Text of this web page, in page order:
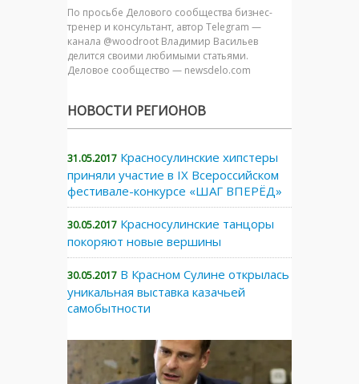
По просьбе Делового сообщества бизнес-
тренер и консультант, автор Telegram —
канала @woodroot Владимир Васильев
делится своими любимыми статьями.
Деловое сообщество — newsdelo.com
НОВОСТИ РЕГИОНОВ
31.05.2017 Красносулинские хипстеры
приняли участие в IX Всероссийском
фестивале-конкурсе «ШАГ ВПЕРЁД»
30.05.2017 Красносулинские танцоры
покоряют новые вершины
30.05.2017 В Красном Сулине открылась
уникальная выставка казачьей
самобытности